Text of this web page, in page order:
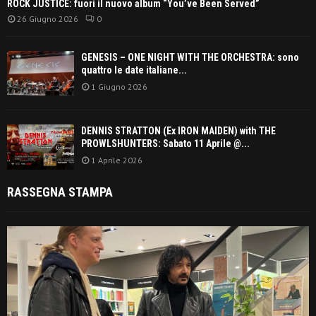
ROCK JUSTICE: fuori il nuovo album “You’ve Been Served”
26 Giugno 2026 0
GENESIS – ONE NIGHT WITH THE ORCHESTRA: sono
quattro le date italiane...
1 Giugno 2026
DENNIS STRATTON (Ex IRON MAIDEN) with THE
PROWLSHUNTERS: Sabato 11 Aprile @...
1 Aprile 2026
RASSEGNA STAMPA